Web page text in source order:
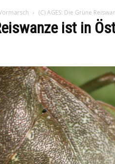
(C) AGES: Die Grüne
ist in